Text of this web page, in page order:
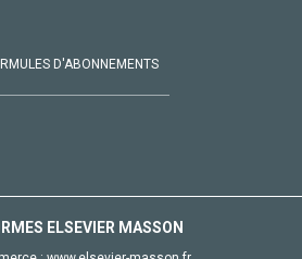
D'ABONNEMENTS
ELSEVIER MASSON